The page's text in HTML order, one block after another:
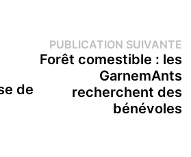
:
de
PUBLICATION SUIVANTE
Forêt comestible : les
GarnemAnts
recherchent des
bénévoles